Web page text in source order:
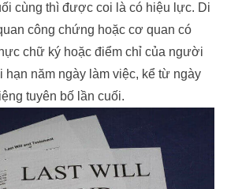
cùng thì được coi là có hiệu lực. Di
công chứng hoặc cơ quan có
chữ ký hoặc điểm chỉ của người
hạn năm ngày làm việc, kể từ ngày
tuyên bố lần cuối.